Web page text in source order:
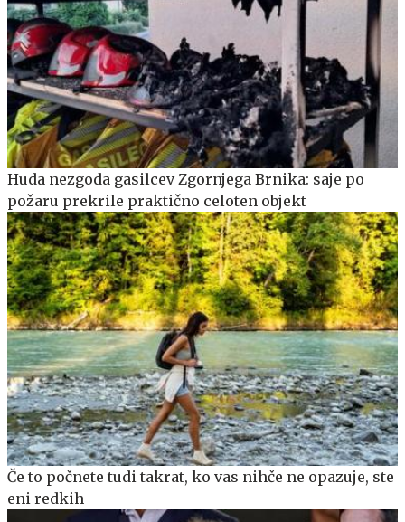
Huda nezgoda gasilcev Zgornjega Brnika: saje po
požaru prekrile praktično celoten objekt
Če to počnete tudi takrat, ko vas nihče ne opazuje, ste
eni redkih